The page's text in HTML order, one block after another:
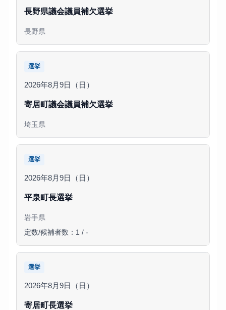
長野県議会議員補欠選挙
長野県
選挙
2026年8月9日（日）
寄居町議会議員補欠選挙
埼玉県
選挙
2026年8月9日（日）
平泉町長選挙
岩手県
定数/候補者数：1 / -
選挙
2026年8月9日（日）
寄居町長選挙